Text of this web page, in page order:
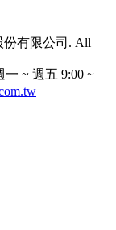
份有限公司. All
~ 週五 9:00 ~